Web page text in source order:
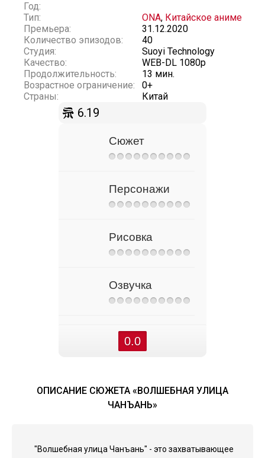
Год:
Тип:
ONA, Китайское аниме
Премьера:
31.12.2020
Количество эпизодов:
40
Студия:
Suoyi Technology
Качество:
WEB-DL 1080p
Продолжительность:
13 мин.
Возрастное ограничение:
0+
Страны:
Китай
6.19
Сюжет
Персонажи
Рисовка
Озвучка
0.0
ОПИСАНИЕ СЮЖЕТА «ВОЛШЕБНАЯ УЛИЦА
ЧАНЪАНЬ»
"Волшебная улица Чанъань" - это захватывающее